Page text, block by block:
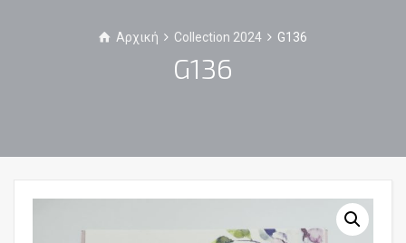
Αρχική Collection 2024 G136
G136